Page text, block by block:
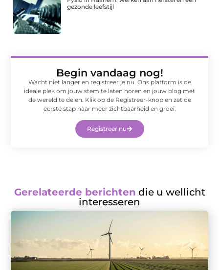
gezonde leefstijl
Begin vandaag nog!
Wacht niet langer en registreer je nu. Ons platform is de
ideale plek om jouw stem te laten horen en jouw blog met
de wereld te delen. Klik op de Registreer-knop en zet de
eerste stap naar meer zichtbaarheid en groei.
Registreer nu
Gerelateerde berichten die u wellicht
interesseren